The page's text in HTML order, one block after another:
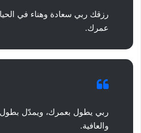
رزقك ربي سعادة وهناء في
عمرك.
ربي يطول بعمرك، ويمدّل
والعافية.